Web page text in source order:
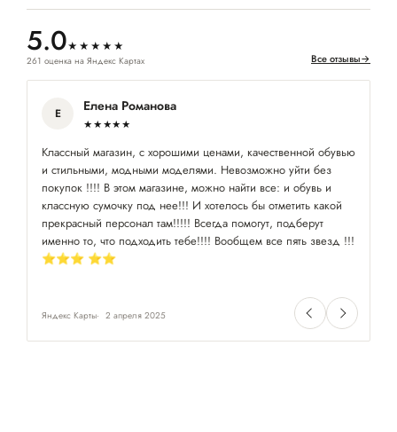
5.0★★★★★
261 оценка на Яндекс Картах Все отзывы→
Е Елена Романова
★★★★★
Классный магазин, с хорошими ценами, качественной обувью
и стильными, модными моделями. Невозможно уйти без
покупок !!!! В этом магазине, можно найти все: и обувь и
классную сумочку под нее!!! И хотелось бы отметить какой
прекрасный персонал там!!!!! Всегда помогут, подберут
именно то, что подходить тебе!!!! Вообщем все пять звезд !!!
⭐️⭐️⭐️ ⭐️⭐️
Яндекс Карты 2 апреля 2025